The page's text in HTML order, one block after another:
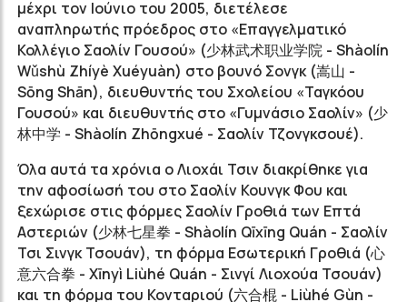
μέχρι τον Ιούνιο του 2005, διετέλεσε
αναπληρωτής πρόεδρος στο «Επαγγελματικό
Κολλέγιο Σαολίν Γουσού» (少林武术职业学院 - Shàolín
Wǔshù Zhíyè Xuéyuàn) στο βουνό Σονγκ (嵩山 -
Sōng Shān), διευθυντής του Σχολείου «Ταγκόου
Γουσού» και διευθυντής στο «Γυμνάσιο Σαολίν» (少
林中学 - Shàolín Zhōngxué - Σαολίν Τζονγκσουέ).
Όλα αυτά τα χρόνια ο Λιοχάι Τσιν διακρίθηκε για
την αφοσίωσή του στο Σαολίν Κουνγκ Φου και
ξεχώρισε στις φόρμες Σαολίν Γροθιά των Επτά
Αστεριών (少林七星拳 - Shàolín Qīxīng Quán - Σαολίν
Τσι Σινγκ Τσουάν), τη φόρμα Εσωτερική Γροθιά (心
意六合拳 - Xīnyì Liùhé Quán - Σινγί Λιοχούα Τσουάν)
και τη φόρμα του Κονταριού (六合棍 - Liùhé Gùn -